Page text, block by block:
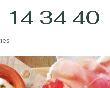
34 40